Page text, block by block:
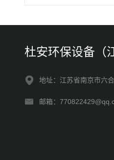
杜安环保设备（
地址：江苏省南京市六
邮箱：